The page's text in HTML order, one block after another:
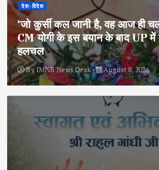
देश-विदेश
‘जो कुर्सी कल जानी है, वह आज ही
CM योगी के इस बयान के बाद UP में
हलचल
ByIMNB News Desk August 8, 2026